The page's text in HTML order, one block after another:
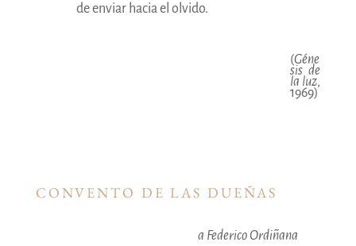
de enviar hacia el olvido.
(Géne
sis de
la luz,
1969)
CONVENTO DE LAS DUEÑAS
a Federico Ordiñana